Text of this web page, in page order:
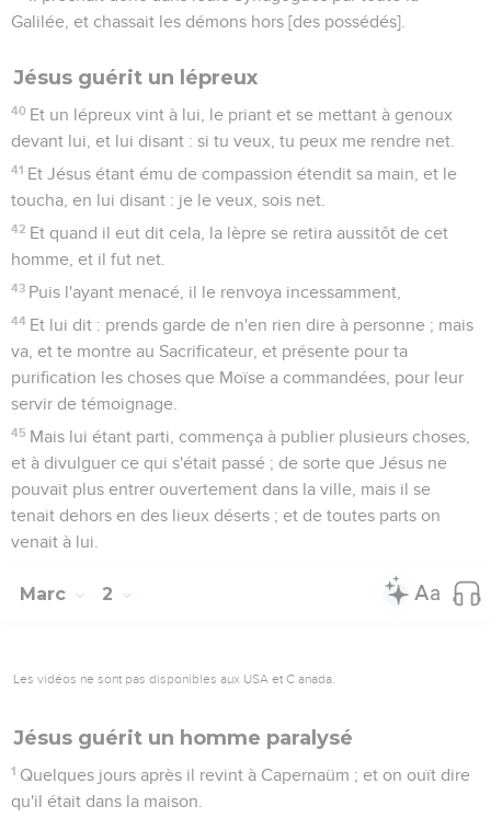
Galilée, et chassait les démons hors [des possédés].
Jésus guérit un lépreux
40 Et un lépreux vint à lui, le priant et se mettant à genoux
devant lui, et lui disant : si tu veux, tu peux me rendre net.
41 Et Jésus étant ému de compassion étendit sa main, et le
toucha, en lui disant : je le veux, sois net.
42 Et quand il eut dit cela, la lèpre se retira aussitôt de cet
homme, et il fut net.
43 Puis l'ayant menacé, il le renvoya incessamment,
44 Et lui dit : prends garde de n'en rien dire à personne ; mais
va, et te montre au Sacrificateur, et présente pour ta
purification les choses que Moïse a commandées, pour leur
servir de témoignage.
45 Mais lui étant parti, commença à publier plusieurs choses,
et à divulguer ce qui s'était passé ; de sorte que Jésus ne
pouvait plus entrer ouvertement dans la ville, mais il se
tenait dehors en des lieux déserts ; et de toutes parts on
venait à lui.
Marc 2
Les vidéos ne sont pas disponibles aux USA et C anada.
Jésus guérit un homme paralysé
1 Quelques jours après il revint à Capernaüm ; et on ouït dire
qu'il était dans la maison.